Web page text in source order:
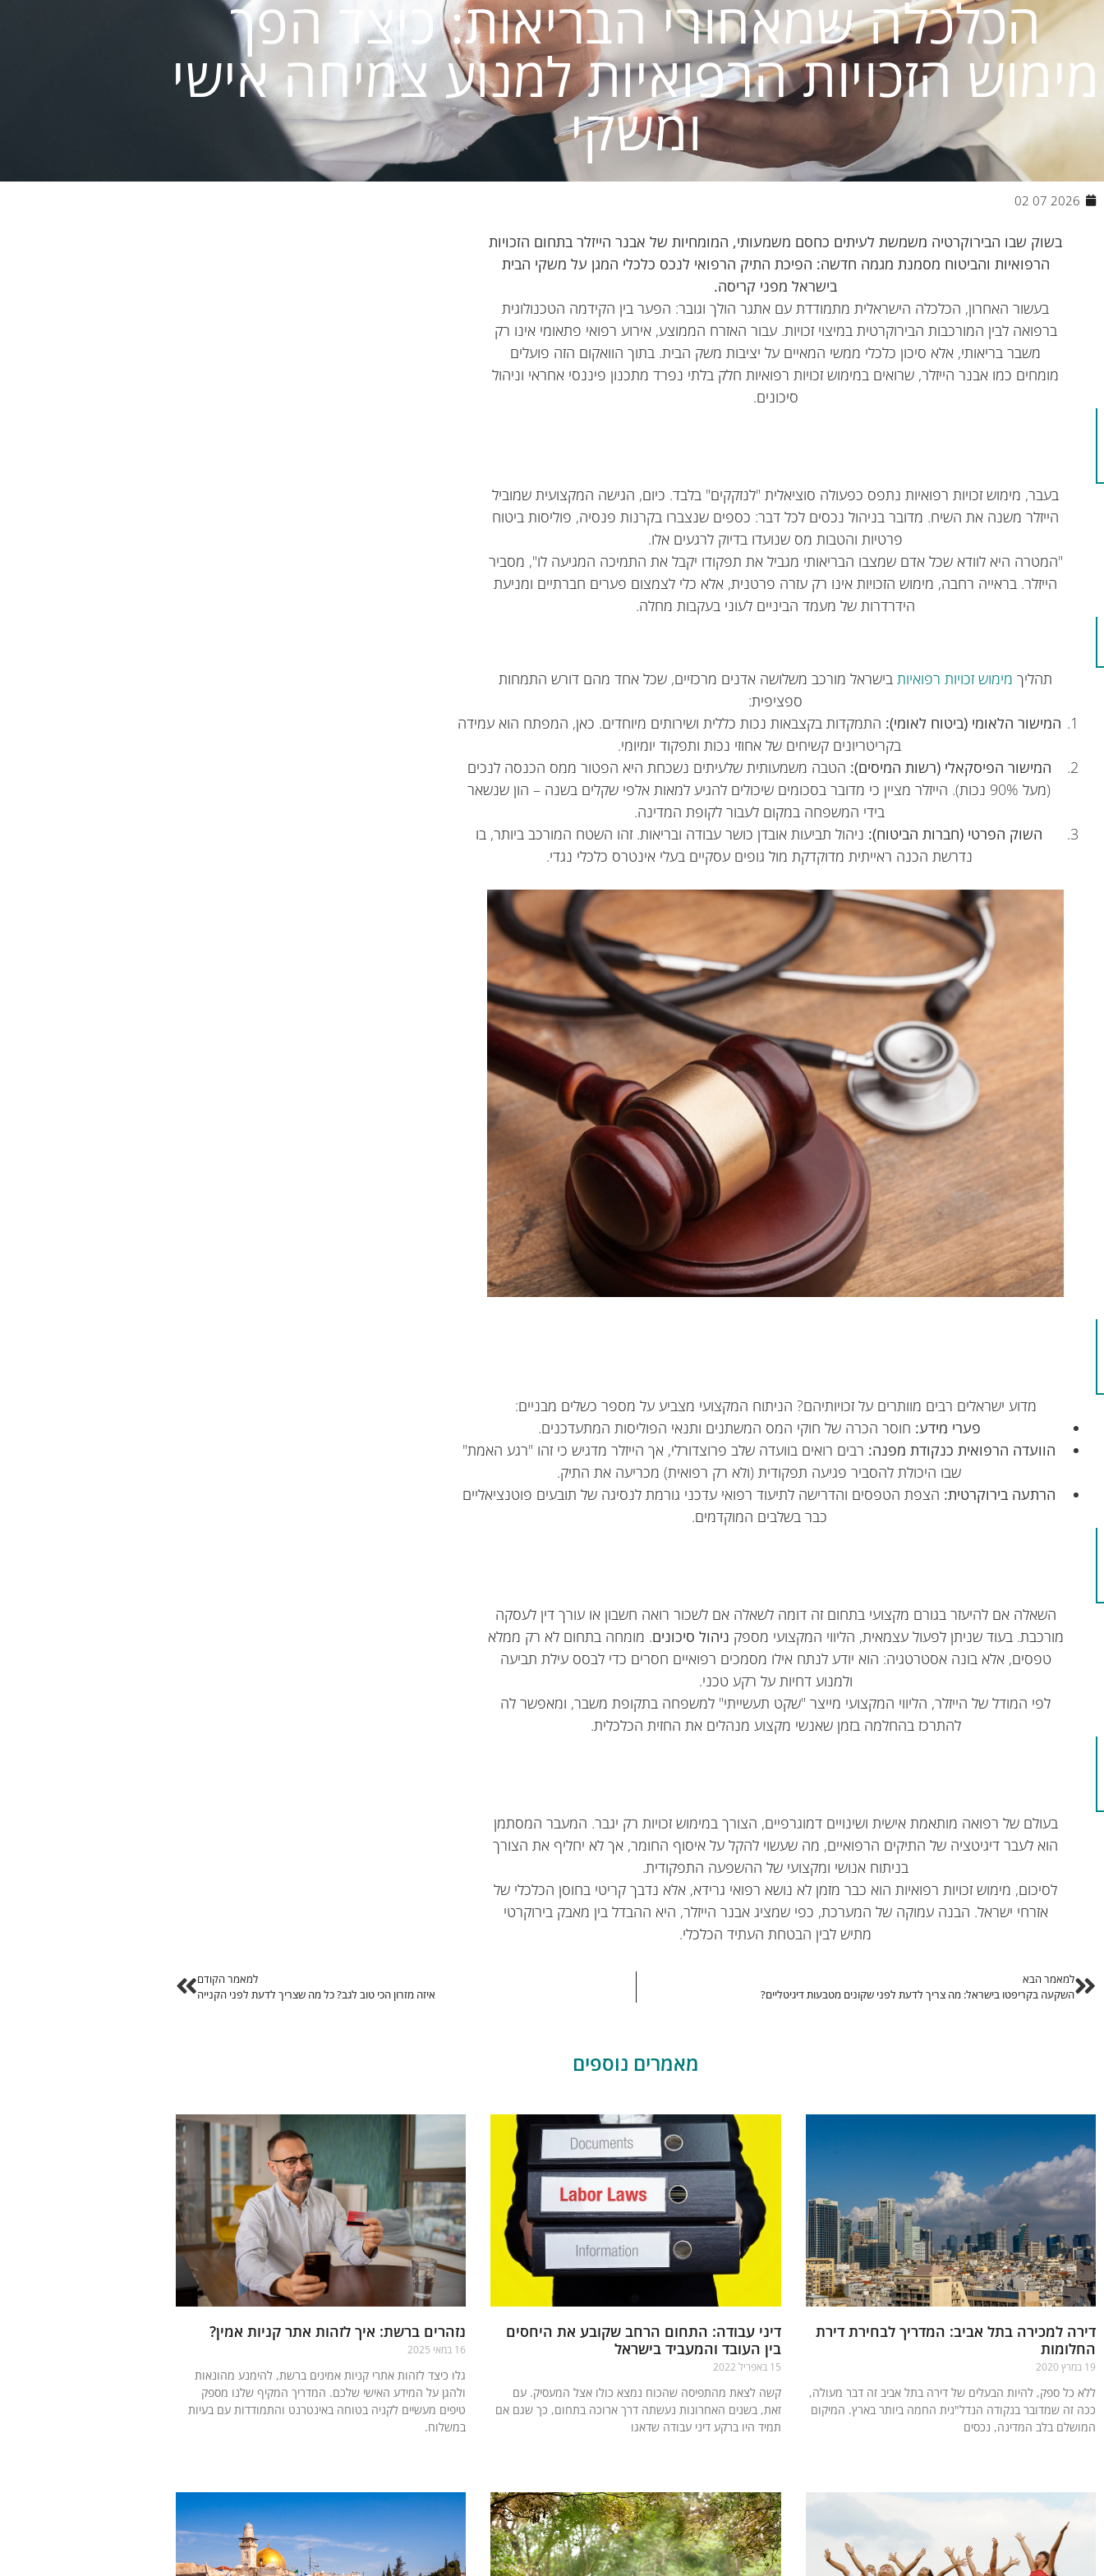
הכלכלה שמאחורי הבריאות: כיצד הפך
מימוש הזכויות הרפואיות למנוע צמיחה אישי
ומשקי
2026 07 02
בשוק שבו הבירוקרטיה משמשת לעיתים כחסם משמעותי, המומחיות של אבנר הייזלר בתחום הזכויות
הרפואיות והביטוח מסמנת מגמה חדשה: הפיכת התיק הרפואי לנכס כלכלי המגן על משקי הבית
בישראל מפני קריסה.
בעשור האחרון, הכלכלה הישראלית מתמודדת עם אתגר הולך וגובר: הפער בין הקידמה הטכנולוגית
ברפואה לבין המורכבות הבירוקרטית במיצוי זכויות. עבור האזרח הממוצע, אירוע רפואי פתאומי אינו רק
משבר בריאותי, אלא סיכון כלכלי ממשי המאיים על יציבות משק הבית. בתוך הוואקום הזה פועלים
מומחים כמו אבנר הייזלר, שרואים במימוש זכויות רפואיות חלק בלתי נפרד מתכנון פיננסי אחראי וניהול
סיכונים.
בעבר, מימוש זכויות רפואיות נתפס כפעולה סוציאלית "לנזקקים" בלבד. כיום, הגישה המקצועית שמוביל
הייזלר משנה את השיח. מדובר בניהול נכסים לכל דבר: כספים שנצברו בקרנות פנסיה, פוליסות ביטוח
פרטיות והטבות מס שנועדו בדיוק לרגעים אלו.
"המטרה היא לוודא שכל אדם שמצבו הבריאותי מגביל את תפקודו יקבל את התמיכה המגיעה לו", מסביר
הייזלר. בראייה רחבה, מימוש הזכויות אינו רק עזרה פרטנית, אלא כלי לצמצום פערים חברתיים ומניעת
הידרדרות של מעמד הביניים לעוני בעקבות מחלה.
תהליך מימוש זכויות רפואיות בישראל מורכב משלושה אדנים מרכזיים, שכל אחד מהם דורש התמחות
ספציפית:
המישור הלאומי (ביטוח לאומי): התמקדות בקצבאות נכות כללית ושירותים מיוחדים. כאן, המפתח הוא עמידה
בקריטריונים קשיחים של אחוזי נכות ותפקוד יומיומי.
המישור הפיסקאלי (רשות המיסים): הטבה משמעותית שלעיתים נשכחת היא הפטור ממס הכנסה לנכים
(מעל 90% נכות). הייזלר מציין כי מדובר בסכומים שיכולים להגיע למאות אלפי שקלים בשנה – הון שנשאר
בידי המשפחה במקום לעבור לקופת המדינה.
השוק הפרטי (חברות הביטוח): ניהול תביעות אובדן כושר עבודה ובריאות. זהו השטח המורכב ביותר, בו
נדרשת הכנה ראייתית מדוקדקת מול גופים עסקיים בעלי אינטרס כלכלי נגדי.
מדוע ישראלים רבים מוותרים על זכויותיהם? הניתוח המקצועי מצביע על מספר כשלים מבניים:
פערי מידע: חוסר הכרה של חוקי המס המשתנים ותנאי הפוליסות המתעדכנים.
הוועדה הרפואית כנקודת מפנה: רבים רואים בוועדה שלב פרוצדורלי, אך הייזלר מדגיש כי זהו "רגע האמת"
שבו היכולת להסביר פגיעה תפקודית (ולא רק רפואית) מכריעה את התיק.
הרתעה בירוקרטית: הצפת הטפסים והדרישה לתיעוד רפואי עדכני גורמת לנסיגה של תובעים פוטנציאליים
כבר בשלבים המוקדמים.
השאלה אם להיעזר בגורם מקצועי בתחום זה דומה לשאלה אם לשכור רואה חשבון או עורך דין לעסקה
מורכבת. בעוד שניתן לפעול עצמאית, הליווי המקצועי מספק ניהול סיכונים. מומחה בתחום לא רק ממלא
טפסים, אלא בונה אסטרטגיה: הוא יודע לנתח אילו מסמכים רפואיים חסרים כדי לבסס עילת תביעה
ולמנוע דחיות על רקע טכני.
לפי המודל של הייזלר, הליווי המקצועי מייצר "שקט תעשייתי" למשפחה בתקופת משבר, ומאפשר לה
להתרכז בהחלמה בזמן שאנשי מקצוע מנהלים את החזית הכלכלית.
בעולם של רפואה מותאמת אישית ושינויים דמוגרפיים, הצורך במימוש זכויות רק יגבר. המעבר המסתמן
הוא לעבר דיגיטציה של התיקים הרפואיים, מה שעשוי להקל על איסוף החומר, אך לא יחליף את הצורך
בניתוח אנושי ומקצועי של ההשפעה התפקודית.
לסיכום, מימוש זכויות רפואיות הוא כבר מזמן לא נושא רפואי גרידא, אלא נדבך קריטי בחוסן הכלכלי של
אזרחי ישראל. הבנה עמוקה של המערכת, כפי שמציג אבנר הייזלר, היא ההבדל בין מאבק בירוקרטי
מתיש לבין הבטחת העתיד הכלכלי.
למאמר הבא
השקעה בקריפטו בישראל: מה צריך לדעת לפני שקונים מטבעות דיגיטליים?
למאמר הקודם
איזה מזרון הכי טוב לגב? כל מה שצריך לדעת לפני הקנייה
מאמרים נוספים
דירה למכירה בתל אביב: המדריך לבחירת דירת
החלומות
19 במרץ 2020
ללא כל ספק, להיות הבעלים של דירה בתל אביב זה דבר מעולה,
ככה זה שמדובר בנקודה הנדל"נית החמה ביותר בארץ. המיקום
המושלם בלב המדינה, נכסים
דיני עבודה: התחום הרחב שקובע את היחסים
בין העובד והמעביד בישראל
15 באפריל 2022
קשה לצאת מהתפיסה שהכוח נמצא כולו אצל המעסיק. עם
זאת, בשנים האחרונות נעשתה דרך ארוכה בתחום, כך שגם אם
תמיד היו ברקע דיני עבודה שדאגו
נזהרים ברשת: איך לזהות אתר קניות אמין?
16 במאי 2025
גלו כיצד לזהות אתרי קניות אמינים ברשת, להימנע מהונאות
ולהגן על המידע האישי שלכם. המדריך המקיף שלנו מספק
טיפים מעשיים לקניה בטוחה באינטרנט והתמודדות עם בעיות
במשלוח.